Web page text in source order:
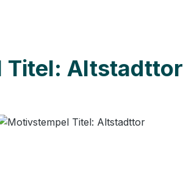
Titel: Altstadttor